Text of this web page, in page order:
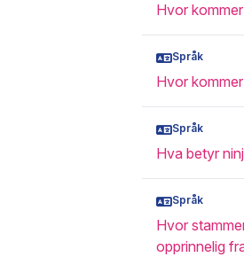
Hvor
Språk
Hvor
Språk
Hva betyr
Språk
Hvor
opprinnelig